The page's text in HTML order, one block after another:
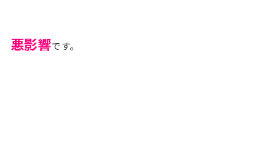
悪影響です。